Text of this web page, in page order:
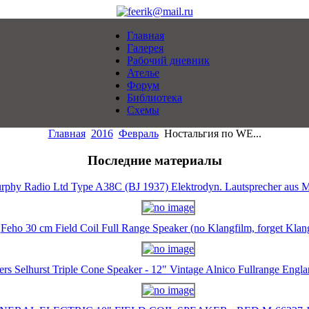
Главная
Галерея
Рабочий дневник
Ателье
Форум
Библиотека
Схемы
Главная 2016 Февраль Ностальгия по WE...
Последние материалы
Radio Ltd Type A38C (BJ 1937) Elektrodyn. Lautsprecher aus
Feho 30 cm Field Coil Full Range Speaker (no Klangfilm, forget
Selhurst Triple Cone Speaker - 12" Vintage Alnico Fullrange